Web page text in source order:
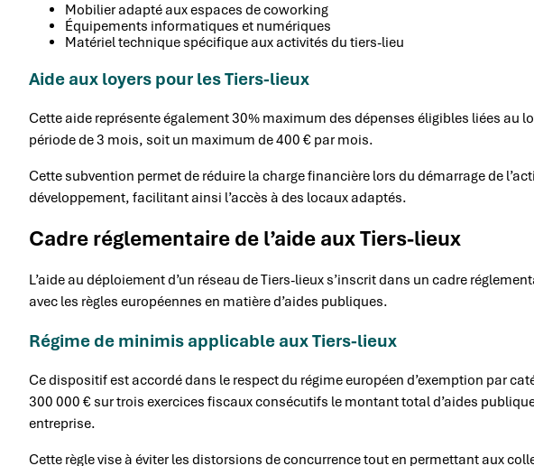
Mobilier adapté aux espaces de coworking
Équipements informatiques et numériques
Matériel technique spécifique aux activités du tiers-lieu
Aide aux loyers pour les Tiers-lieux
Cette aide représente également 30% maximum des dépenses éligibles liées au
période de 3 mois, soit un maximum de 400 € par mois.
Cette subvention permet de réduire la charge financière lors du démarrage de
développement, facilitant ainsi l’accès à des locaux adaptés.
Cadre réglementaire de l’aide aux Tiers-lieux
L’aide au déploiement d’un réseau de Tiers-lieux s’inscrit dans un cadre
avec les règles européennes en matière d’aides publiques.
Régime de minimis applicable aux Tiers-lieux
Ce dispositif est accordé dans le respect du régime européen d’exemption par
300 000 € sur trois exercices fiscaux consécutifs le montant total d’aides
entreprise.
Cette règle vise à éviter les distorsions de concurrence tout en permettant aux